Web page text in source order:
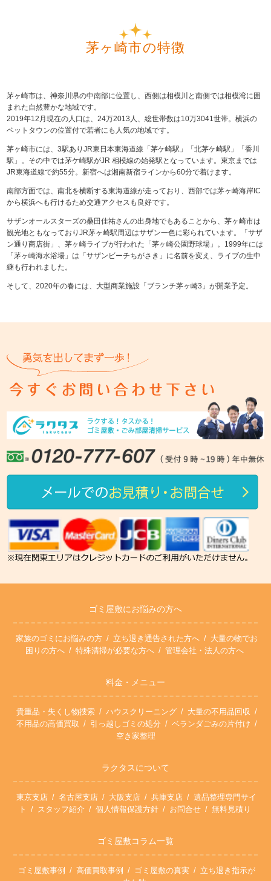
茅ヶ崎市の特徴
茅ヶ崎市は、神奈川県の中南部に位置し、西側は相模川と南側では相模湾に囲
まれた自然豊かな地域です。
2019年12月現在の人口は、24万2013人、総世帯数は10万3041世帯。横浜の
ベットタウンの位置付で若者にも人気の地域です。
茅ヶ崎市には、3駅ありJR東日本東海道線「茅ケ崎駅」「北茅ケ崎駅」「香川
駅」。その中では茅ケ崎駅がJR 相模線の始発駅となっています。東京までは
JR東海道線で約55分。新宿へは湘南新宿ラインから60分で着けます。
南部方面では、南北を横断する東海道線が走っており、西部では茅ヶ崎海岸IC
から横浜へも行けるため交通アクセスも良好です。
サザンオールスターズの桑田佳祐さんの出身地でもあることから、茅ヶ崎市は
観光地ともなっておりJR茅ヶ崎駅周辺はサザン一色に彩られています。「サザ
ン通り商店街」、茅ヶ崎ライブが行われた「茅ヶ崎公園野球場」。1999年には
「茅ヶ崎海水浴場」は「サザンビーチちがさき」に名前を変え、ライブの生中
継も行われました。
そして、2020年の春には、大型商業施設「ブランチ茅ヶ崎3」が開業予定。
ゴミ屋敷にお悩みの方へ
家族のゴミにお悩みの方 立ち退き通告された方へ
大量の物でお
困りの方へ
特殊清掃が必要な方へ 管理会社・法人の方へ
料金・メニュー
貴重品・失くし物捜索 ハウスクリーニング
大量の不用品回収
不用品の高価買取
引っ越しゴミの処分
ベランダごみの片付け
空き家整理
ラクタスについて
東京支店 名古屋支店 大阪支店 兵庫支店
遺品整理専門サイ
ト
スタッフ紹介 個人情報保護方針 お問合せ 無料見積り
ゴミ屋敷コラム一覧
ゴミ屋敷事例 高価買取事例 ゴミ屋敷の真実
立ち退き指示が